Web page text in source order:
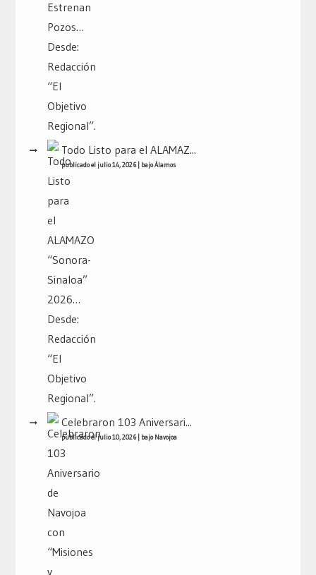
Todo Listo para el ALAMAZ...
publicado el julio 14, 2026| bajoÁlamos
Celebraron 103 Aniversari...
publicado el julio 10, 2026| bajoNavojoa